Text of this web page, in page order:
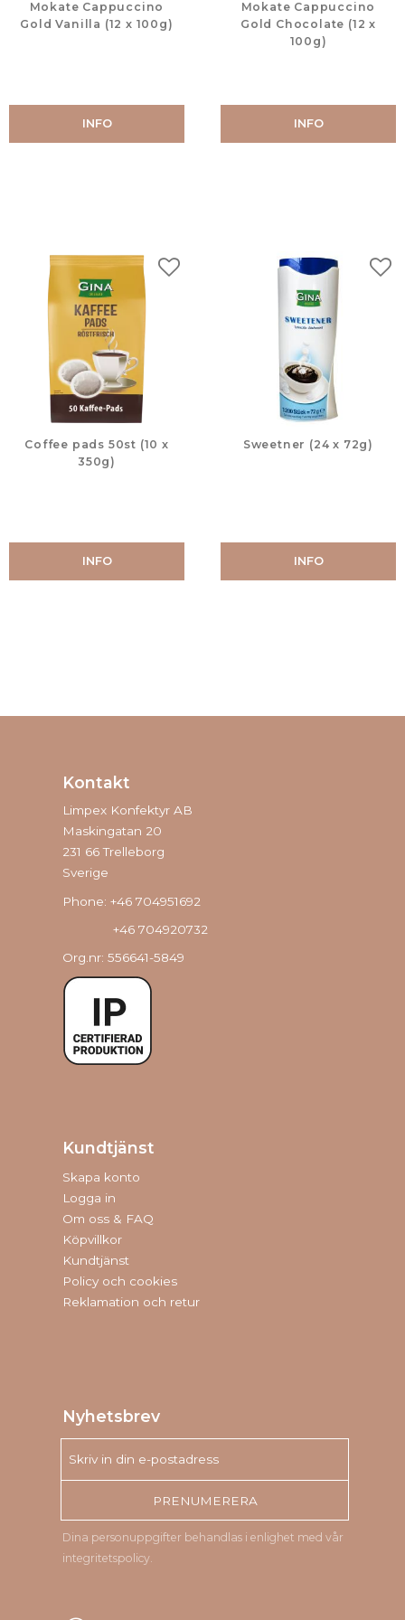
Mokate Cappuccino
Gold Vanilla (12 x 100g)
INFO
Mokate Cappuccino
Gold Chocolate (12 x
100g)
INFO
Coffee pads 50st (10 x
350g)
Lägg till i favoriter
INFO
Sweetner (24 x 72g)
INFO
Kontakt
Limpex Konfektyr AB
Maskingatan 20
231 66 Trelleborg
Sverige
Phone: +46 704951692
+46 704920732
Org.nr: 556641-5849
Kundtjänst
Skapa konto
Logga in
Om oss & FAQ
Köpvillkor
Kundtjänst
Policy och cookies
Reklamation och retur
Nyhetsbrev
PRENUMERERA
Dina personuppgifter behandlas i enlighet med vår
integritetspolicy.